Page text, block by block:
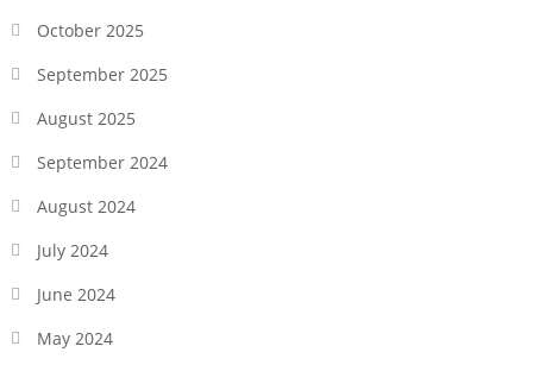
October 2025
September 2025
August 2025
September 2024
August 2024
July 2024
June 2024
May 2024